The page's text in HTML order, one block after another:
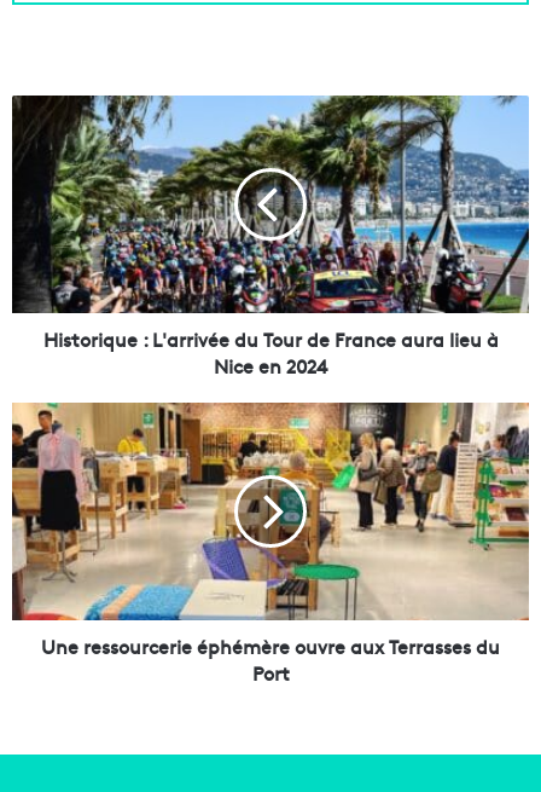
H
s
u
a
r
r
i
v
é
e
d
Historique : L'arrivée du Tour de France aura lieu à
Nice en 2024
U
n
e
r
e
s
o
u
Une ressourcerie éphémère ouvre aux Terrasses du
Port